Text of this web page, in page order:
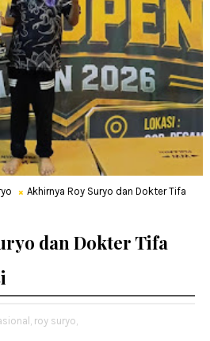
Akhirnya Roy Suryo dan Dokter Tifa
dan Dokter Tifa
roy suryo,